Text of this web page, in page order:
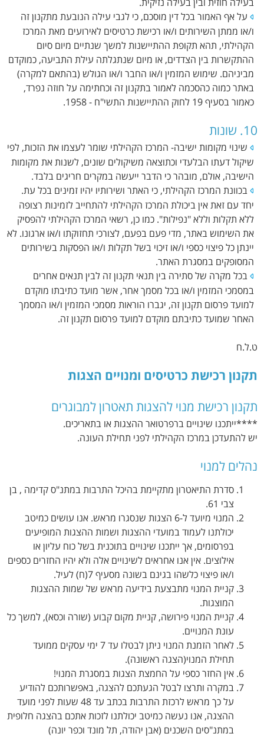
על אף האמור בכל דין מוסכם, כי לגבי עילה הנובעת מתקנון זה
ו/או ממתן השירותים ו/או רכישת כרטיסים לאירועים מאת המרכז
הקהילתי, תהא תקופת ההתיישנות למשך שנתיים מיום סיום
ההתקשרות בין הצדדים, או מיום שנתגלתה עילת התביעה, כמוקדם
מביניהם. שימוש המזמין ו/או החבר ו/או הגולש (בהתאם למקרה)
באתר כמוה כהסכמה לאמור בתקנון זה וכחתימה על חוזה נפרד,
כאמור בסעיף 19 לחוק ההתיישנות התשי"ח - 1958.
10. שונות
שינוי מקומות ישיבה- המרכז הקהילתי שומר לעצמו את הזכות, לפי
שיקול דעתו הבלעדי וכתוצאה משיקולים שונים, לשנות את מקומות
הישיבה, אולם, מובהר כי הדבר ייעשה במקרים חריגים בלבד.
בכוונת המרכז הקהילתי, כי האתר ושירותיו יהיו זמינים בכל עת.
יחד עם זאת אין ביכולת המרכז הקהילתי להתחייב לזמינות רצופה
ללא תקלות וללא "נפילות". כמו כן, רשאי המרכז הקהילתי להפסיק
את השימוש באתר, מדי פעם בפעם, לצורכי תחזוקתו ו/או ארגונו. לא
יינתן כל פיצוי כספי ו/או זיכוי בשל תקלות ו/או הפסקות בשירותים
המסופקים במסגרת האתר.
בכל מקרה של סתירה בין תנאי תקנון זה לבין תנאים אחרים
במסמכי המזמין ו/או בכל מסמך אחר, אשר מועד כתיבתו מוקדם
למועד פרסום תקנון זה, יגברו הוראות מסמכי המזמין ו/או המסמך
האחר שמועד כתיבתם מוקדם למועד פרסום תקנון זה.
ט.ל.ח
תקנון רכישת כרטיסים ומנויים הצגות
תקנון רכישת מנוי להצגות תאטרון למבוגרים
****ייתכנו שינויים ברפרטואר ההצגות או בתאריכים.
יש להתעדכן במרכז הקהילתי לפני תחילת העונה.
נהלים למנוי
סדרת התיאטרון מתקיימת בהיכל התרבות במתנ"ס קדימה , בן
צבי 61.
המנוי מיועד ל-6 הצגות שנסגרו מראש. אנו עושים כמיטב
יכולתנו לעמוד במועדי ההצגות ושמות ההצגות המופיעים
בפרסומים, אך ייתכנו שינויים בתוכנית בשל כוח עליון או
אילוצים. אין אנו אחראים לשינויים אלה ולא יהיו החזרים כספים
ו/או פיצוי כלשהו בגינם בשונה מסעיף 7(ח) לעיל.
קניית המנוי מתבצעת בידיעה מראש של שמות ההצגות
המוצגות.
קניית המנוי פירושה, קניית מקום קבוע (שורה וכסא), למשך כל
עונת המנויים.
לאחר הזמנת המנוי ניתן לבטלו עד 7 ימי עסקים ממועד
תחילת המנוי(הצגה ראשונה).
אין החזר כספי על החמצת הצגות במסגרת המנוי!
במקרה ותרצו לבטל הגעתכם להצגה, באפשרותכם להודיע
על כך מראש לרכזת התרבות בכתב עד 48 שעות לפני מועד
ההצגה, אנו נעשה כמיטב יכולתנו לזכות אתכם בהצגה חלופית
במתנ"סים השכנים (אבן יהודה, תל מונד וכפר יונה)